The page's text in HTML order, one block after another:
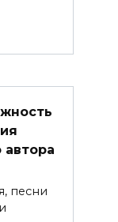
автора
песни